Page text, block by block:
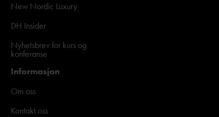
New Nordic Luxury
DH Insider
Nyhetsbrev for kurs og
konferanse
Informasjon
Om oss
Kontakt oss